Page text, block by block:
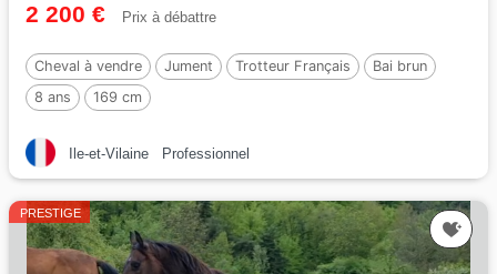
2 200 € Prix à débattre
Cheval à vendre Jument Trotteur Français
Bai brun
8 ans
169 cm
Ile-et-Vilaine Professionnel
PRESTIGE